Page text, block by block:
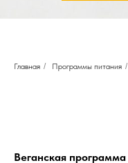
Главная / Программы питания /
Веганская программа